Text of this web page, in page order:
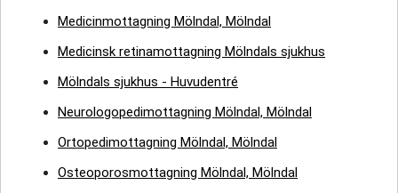
Medicinmottagning Mölndal, Mölndal
Medicinsk retinamottagning Mölndals sjukhus
Mölndals sjukhus - Huvudentré
Neurologopedimottagning Mölndal, Mölndal
Ortopedimottagning Mölndal, Mölndal
Osteoporosmottagning Mölndal, Mölndal